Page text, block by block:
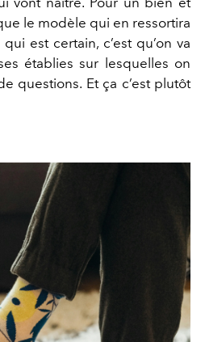
le modèle qui en ressortira
est certain, c’est qu’on va
établies sur lesquelles on
questions. Et ça c’est plutôt